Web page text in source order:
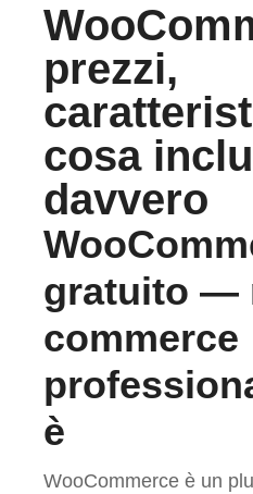
prezzi,
cosa
davvero
gratuito —
commerce
è
WooCommerce è un